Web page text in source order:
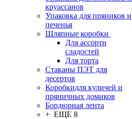
круассанов
Упаковка для пряников и
печенья
Шляпные коробки
Для ассорти
сладостей
Для торта
Стаканы ПЭТ для
десертов
Коробкидля куличей и
пряничных домиков
Бордюрная лента
+ ЕЩЕ 8